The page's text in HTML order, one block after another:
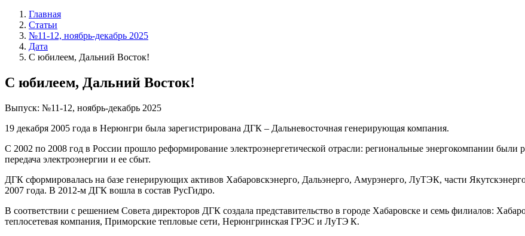
Главная
Статьи
№11-12, ноябрь-декабрь 2025
Дата
С юбилеем, Дальний Восток!
С юбилеем, Дальний Восток!
Выпуск: №11-12, ноябрь-декабрь 2025
19 декабря 2005 года в Нерюнгри была зарегистрирована ДГК – Дальневосточная генерирующая компания.
С 2002 по 2008 год в России прошло реформирование электроэнергетической отрасли: региональные энергокомпании были
передача электроэнергии и ее сбыт.
ДГК сформировалась на базе генерирующих активов Хабаровскэнерго, Дальэнерго, Амурэнерго, ЛуТЭК, части
2007 года. В 2012-м ДГК вошла в состав РусГидро.
В соответствии с решением Совета директоров ДГК создала представительство в городе Хабаровске и семь филиалов:
теплосетевая компания, Приморские тепловые сети, Нерюнгринская ГРЭС и ЛуТЭ К.